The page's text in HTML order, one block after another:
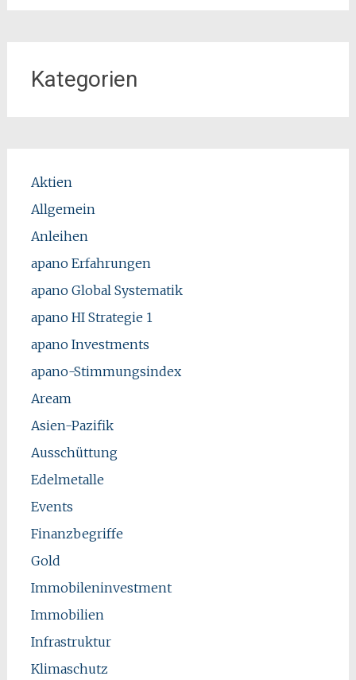
Kategorien
Aktien
Allgemein
Anleihen
apano Erfahrungen
apano Global Systematik
apano HI Strategie 1
apano Investments
apano-Stimmungsindex
Aream
Asien-Pazifik
Ausschüttung
Edelmetalle
Events
Finanzbegriffe
Gold
Immobileninvestment
Immobilien
Infrastruktur
Klimaschutz